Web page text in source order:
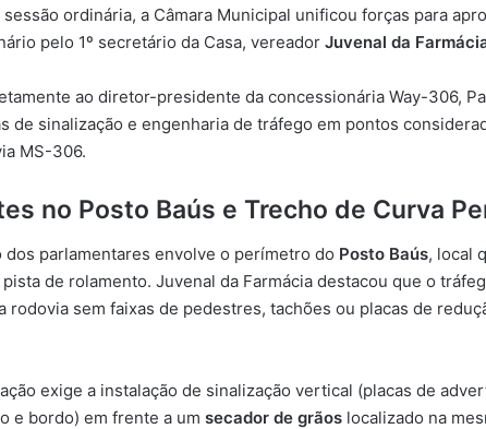
ordinária, a Câmara Municipal unificou forças para
pelo 1º secretário da Casa, vereador Juvenal da
ao diretor-presidente da concessionária Way-306,
de sinalização e engenharia de tráfego em pontos
MS-306.
no Posto Baús e Trecho de Curva
parlamentares envolve o perímetro do Posto Baús, local
de rolamento. Juvenal da Farmácia destacou que o
rodovia sem faixas de pedestres, tachões ou placas de
exige a instalação de sinalização vertical (placas de
e bordo) em frente a um secador de grãos localizado na